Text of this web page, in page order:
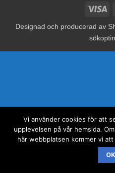
Designad och producerad av
Vi använder cookies för att
upplevelsen på vår hemsida.
här webbplatsen kommer vi
OK